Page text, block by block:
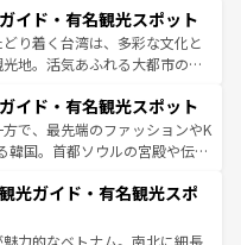
ドやハワイアンミュージッ
、すべてがハワイの魅力を彩
い発見と感動が待っているハ
ほしい。
びえるウルル（エアーズロッ
生林やケアンズの熱帯雨林な
た、カフェやワイン、オージ
しており、サーフィンやダイ
ウトドア好きにはたまらな
魅力を存分に味わいつくそ
イド・有名観光スポット
り着く台湾は、多彩な文化と
地。活気あふれる大都市の台
る台湾東部など、都市の喧騒
り、訪れる人に新しい発見と
た、奥深い台湾の食文化も魅
など、バラエティ豊かな料理
イド・有名観光スポット
で、最先端のファッションやK
韓国。首都ソウルの宮殿や伝統
折々の自然美を楽しむことが
肉、絶品のストリートフード
待っている。夜には、韓国な
光ガイド・有名観光スポ
力的なベトナム。南北に細長